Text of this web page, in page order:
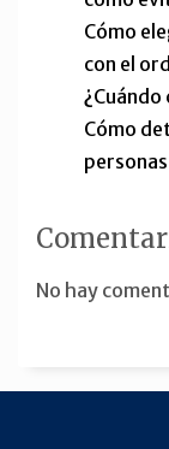
Cómo
con el
Cómo
No hay